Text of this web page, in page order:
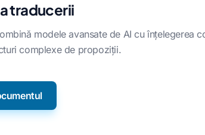
traducerii
modele avansate de AI cu înțelegerea
complexe de propoziții.